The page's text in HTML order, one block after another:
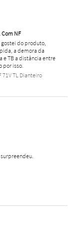
NF
do produto,
a demora da
e TB a distância entre
por isso.
71V TL Dianteiro